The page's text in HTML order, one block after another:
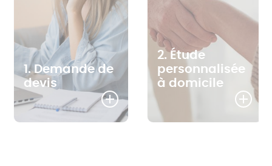
1. Demande de
devis
2. Étude
personnalisée
à domicile